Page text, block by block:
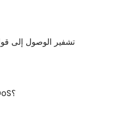
تشفير الوصول إلى قواعد
ما هو هجوم DDoS؟